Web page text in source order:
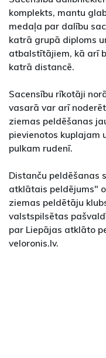
komplekts, mantu
medaļa par dalību
katrā grupā diploms
atbalstītājiem, kā arī
katrā distancē.
Sacensību rīkotāji
vasarā var arī
ziemas peldēšanas
pievienotos kuplajam
pulkam rudenī.
Distanču peldēšanas
atklātais peldējums"
ziemas peldētāju
valstspilsētas
par Liepājas atklāto
veloronis.lv.